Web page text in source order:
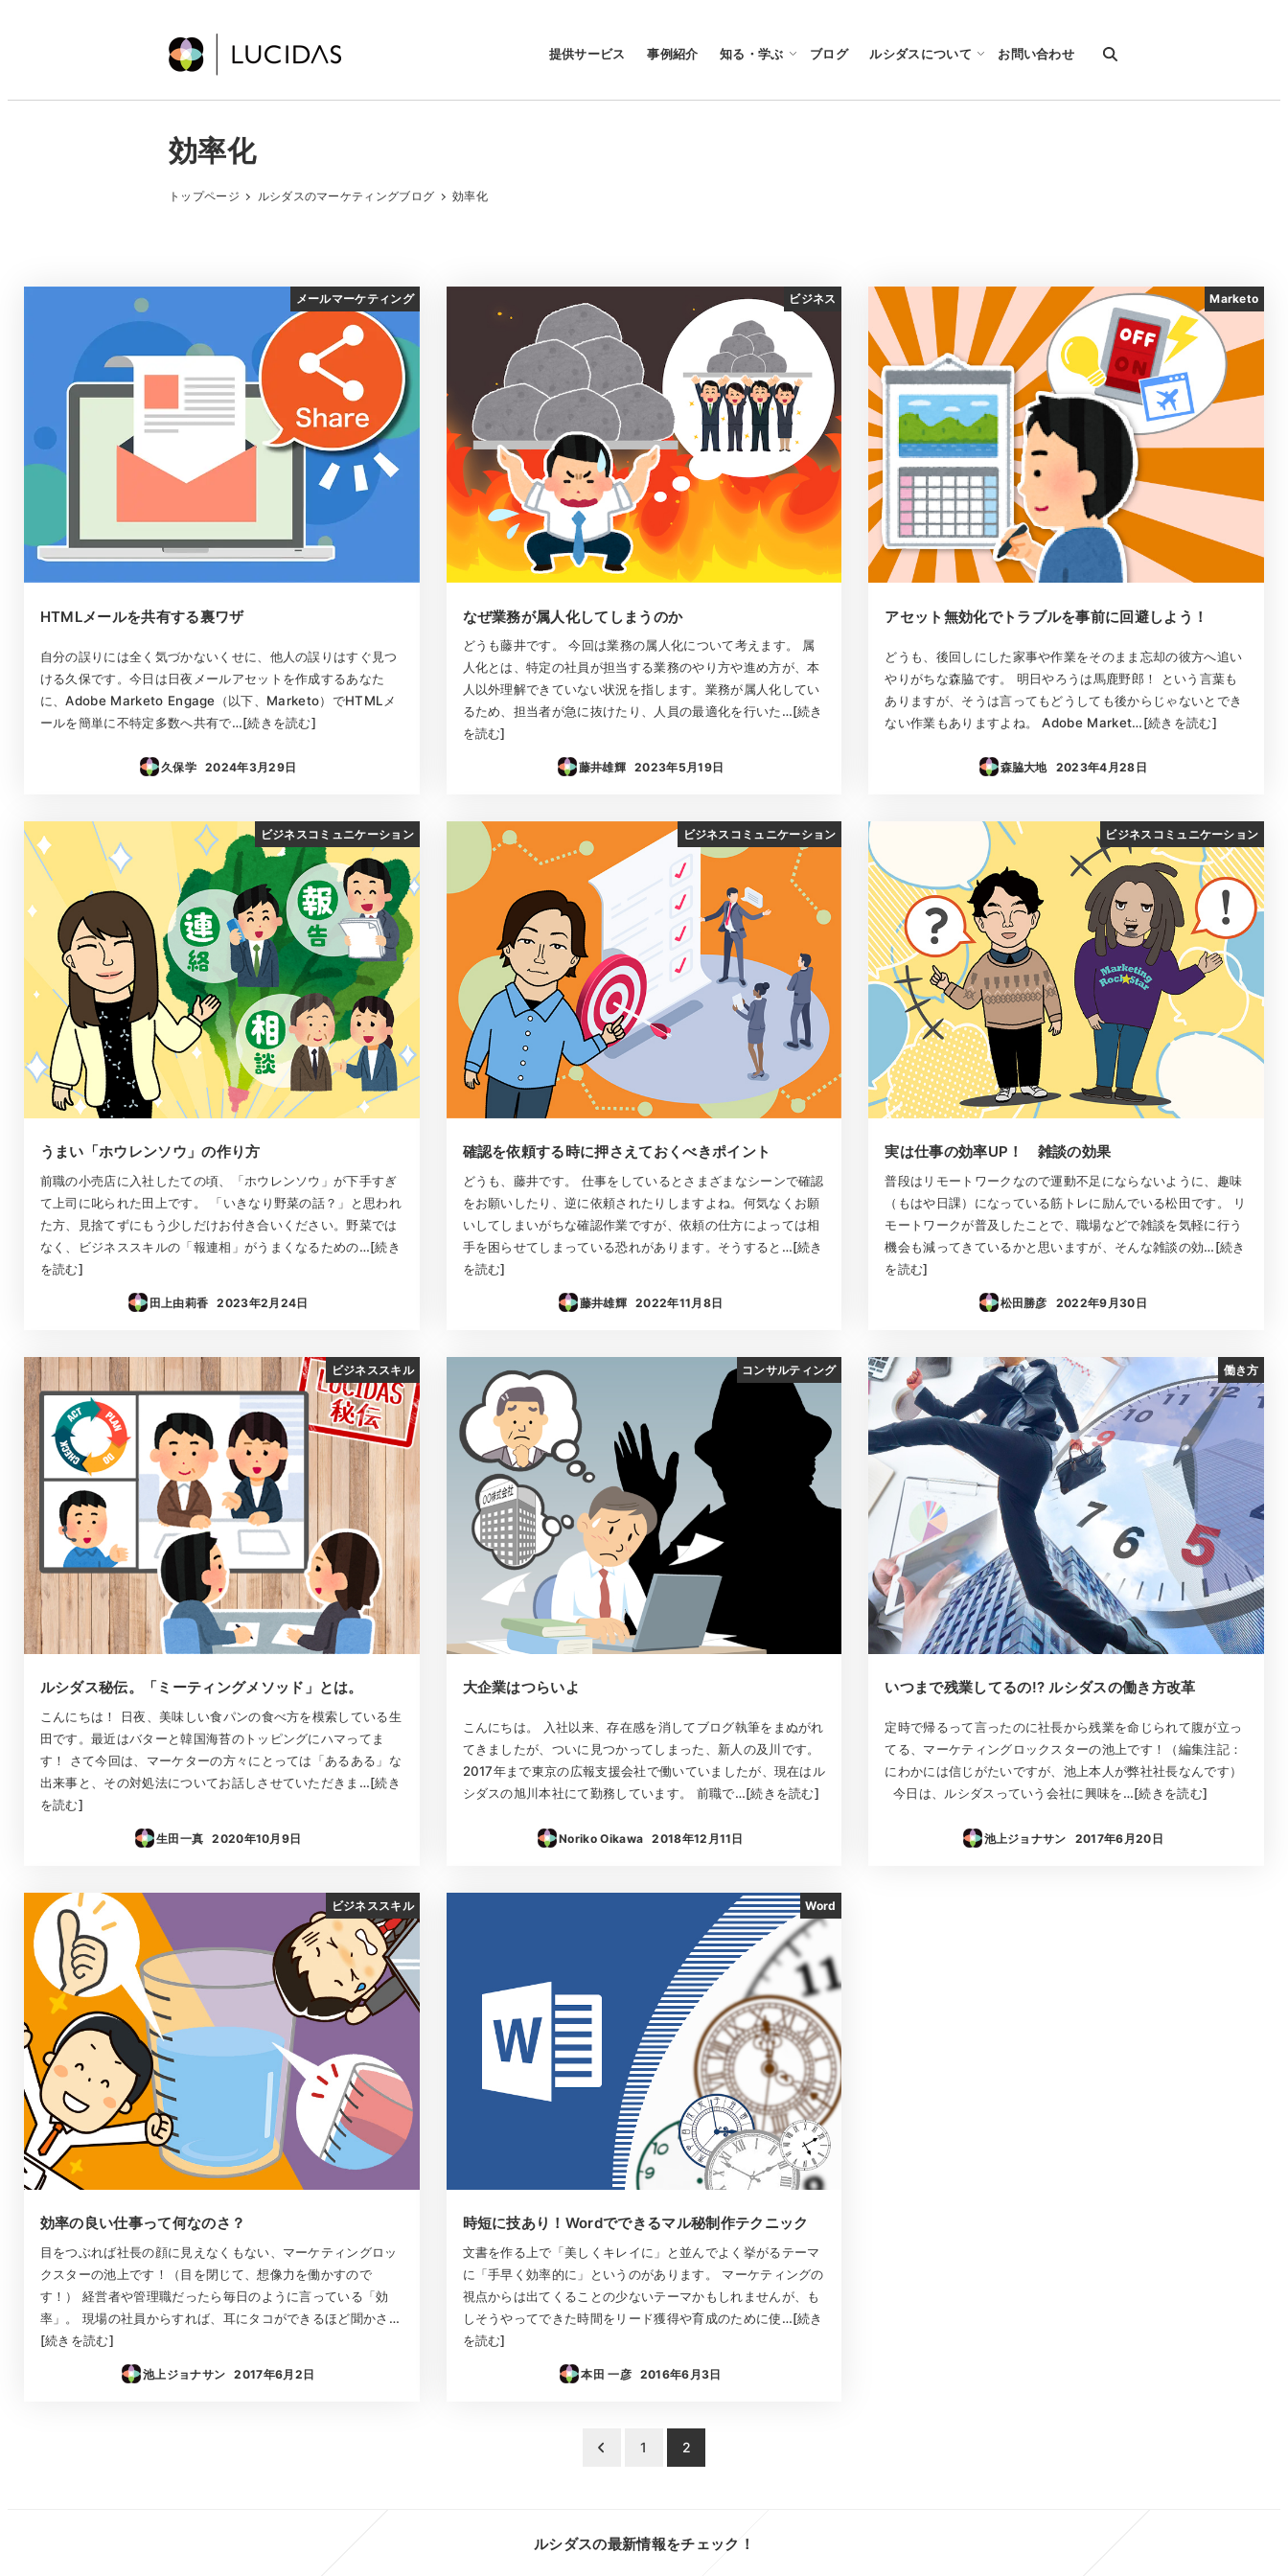
コ
提供サービス 事例紹介 知る・学ぶ ブログ ルシダスについて お問い合わせ
効率化
トップページ ルシダスのマーケティングブログ 効率化
メールマーケティング
HTMLメールを共有する裏ワザ
自分の誤りには全く気づかないくせに、他人の誤りはすぐ見つ
ける久保です。今日は日夜メールアセットを作成するあなた
に、Adobe Marketo Engage（以下、Marketo）でHTMLメ
ールを簡単に不特定多数へ共有で…[続きを読む]
久保学
投稿日
2024年3月29日
ビジネス
なぜ業務が属人化してしまうのか
どうも藤井です。 今回は業務の属人化について考えます。 属
人化とは、特定の社員が担当する業務のやり方や進め方が、本
人以外理解できていない状況を指します。業務が属人化してい
るため、担当者が急に抜けたり、人員の最適化を行いた…[続き
を読む]
藤井雄輝
投稿日
2023年5月19日
Marketo
アセット無効化でトラブルを事前に回避しよう！
どうも、後回しにした家事や作業をそのまま忘却の彼方へ追い
やりがちな森脇です。 明日やろうは馬鹿野郎！ という言葉も
ありますが、そうは言ってもどうしても後からじゃないとでき
ない作業もありますよね。 Adobe Market…[続きを読む]
森脇大地
投稿日
2023年4月28日
ビジネスコミュニケーション
うまい「ホウレンソウ」の作り方
前職の小売店に入社したての頃、「ホウレンソウ」が下手すぎ
て上司に叱られた田上です。 「いきなり野菜の話？」と思われ
た方、見捨てずにもう少しだけお付き合いください。野菜では
なく、ビジネススキルの「報連相」がうまくなるための…[続き
を読む]
田上由莉香
投稿日
2023年2月24日
ビジネスコミュニケーション
確認を依頼する時に押さえておくべきポイント
どうも、藤井です。 仕事をしているとさまざまなシーンで確認
をお願いしたり、逆に依頼されたりしますよね。何気なくお願
いしてしまいがちな確認作業ですが、依頼の仕方によっては相
手を困らせてしまっている恐れがあります。そうすると…[続き
を読む]
藤井雄輝
投稿日
2022年11月8日
ビジネスコミュニケーション
実は仕事の効率UP！ 雑談の効果
普段はリモートワークなので運動不足にならないように、趣味
（もはや日課）になっている筋トレに励んでいる松田です。 リ
モートワークが普及したことで、職場などで雑談を気軽に行う
機会も減ってきているかと思いますが、そんな雑談の効…[続き
を読む]
松田勝彦
投稿日
2022年9月30日
ビジネススキル
ルシダス秘伝。「ミーティングメソッド」とは。
こんにちは！ 日夜、美味しい食パンの食べ方を模索している生
田です。最近はバターと韓国海苔のトッピングにハマってま
す！ さて今回は、マーケターの方々にとっては「あるある」な
出来事と、その対処法についてお話しさせていただきま…[続き
を読む]
生田一真
投稿日
2020年10月9日
コンサルティング
大企業はつらいよ
こんにちは。 入社以来、存在感を消してブログ執筆をまぬがれ
てきましたが、ついに見つかってしまった、新人の及川です。
2017年まで東京の広報支援会社で働いていましたが、現在はル
シダスの旭川本社にて勤務しています。 前職で…[続きを読む]
Noriko Oikawa
投稿日
2018年12月11日
働き方
いつまで残業してるの!? ルシダスの働き方改革
定時で帰るって言ったのに社長から残業を命じられて腹が立っ
てる、マーケティングロックスターの池上です！（編集注記：
にわかには信じがたいですが、池上本人が弊社社長なんです）
今日は、ルシダスっていう会社に興味を…[続きを読む]
池上ジョナサン
投稿日
2017年6月20日
ビジネススキル
効率の良い仕事って何なのさ？
目をつぶれば社長の顔に見えなくもない、マーケティングロッ
クスターの池上です！（目を閉じて、想像力を働かすので
す！） 経営者や管理職だったら毎日のように言っている「効
率」。 現場の社員からすれば、耳にタコができるほど聞かさ…
[続きを読む]
池上ジョナサン
投稿日
2017年6月2日
Word
時短に技あり！Wordでできるマル秘制作テクニック
文書を作る上で「美しくキレイに」と並んでよく挙がるテーマ
に「手早く効率的に」というのがあります。 マーケティングの
視点からは出てくることの少ないテーマかもしれませんが、も
しそうやってできた時間をリード獲得や育成のために使…[続き
を読む]
本田 一彦
投稿日
2016年6月3日
1 2
ルシダスの最新情報をチェック！